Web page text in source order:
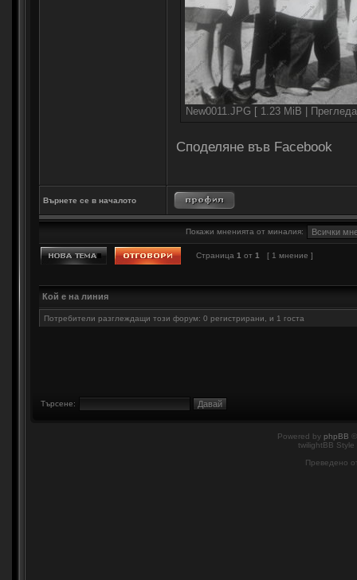
New0011.JPG [ 1.23 MiB |
Споделяне във Facebook
Върнете се в началото
Покажи мненията от миналия:
Страница 1 от 1 [ 1 мнение ]
Кой е на линия
Потребители разглеждащи този форум: 0 регистрирани, и 1 госта
Търсене:
Powered by phpBB
twilightBB
Преведено